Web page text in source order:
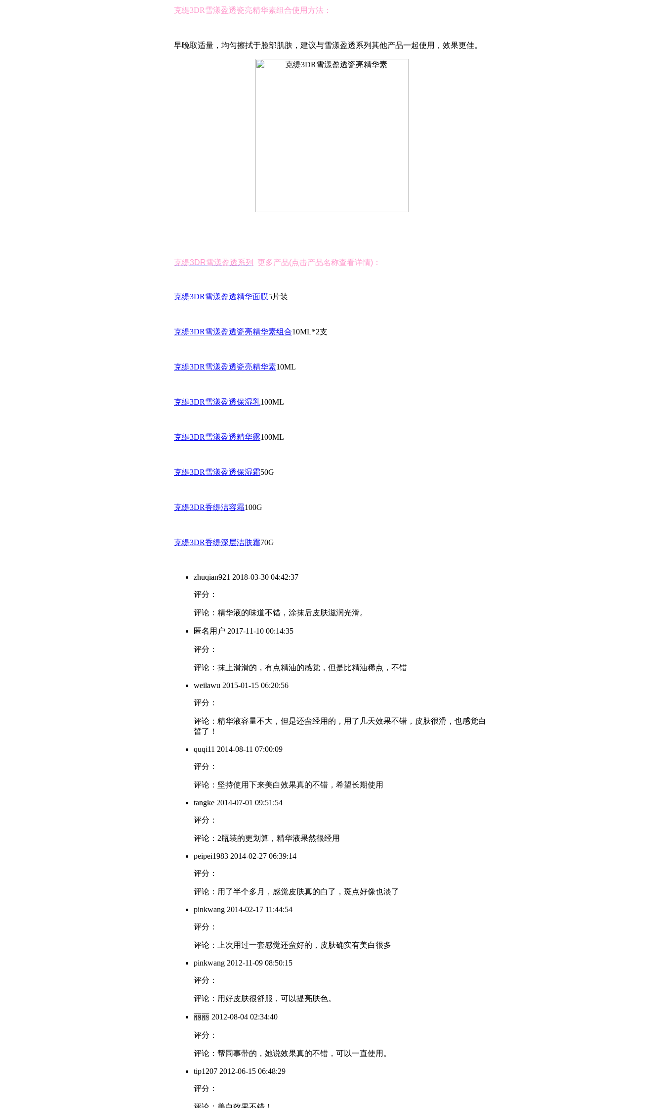
克缇3DR雪漾盈透瓷亮精华素组合使用方法：
早晚取适量，均匀擦拭于脸部肌肤，建议与雪漾盈透系列其他产品一起使用，效果更佳。
克缇3DR雪漾盈透系列 更多产品(点击产品名称查看详情)：
克缇3DR雪漾盈透精华面膜5片装
克缇3DR雪漾盈透瓷亮精华素组合10ML*2支
克缇3DR雪漾盈透瓷亮精华素10ML
克缇3DR雪漾盈透保湿乳100ML
克缇3DR雪漾盈透精华露100ML
克缇3DR雪漾盈透保湿霜50G
克缇3DR香缇洁容霜100G
克缇3DR香缇深层洁肤霜70G
zhuqian921 2018-03-30 04:42:37
评分：
评论：精华液的味道不错，涂抹后皮肤滋润光滑。
匿名用户 2017-11-10 00:14:35
评分：
评论：抹上滑滑的，有点精油的感觉，但是比精油稀点，不错
weilawu 2015-01-15 06:20:56
评分：
评论：精华液容量不大，但是还蛮经用的，用了几天效果不错，皮肤很滑，也感觉白
皙了！
quqi11 2014-08-11 07:00:09
评分：
评论：坚持使用下来美白效果真的不错，希望长期使用
tangke 2014-07-01 09:51:54
评分：
评论：2瓶装的更划算，精华液果然很经用
peipei1983 2014-02-27 06:39:14
评分：
评论：用了半个多月，感觉皮肤真的白了，斑点好像也淡了
pinkwang 2014-02-17 11:44:54
评分：
评论：上次用过一套感觉还蛮好的，皮肤确实有美白很多
pinkwang 2012-11-09 08:50:15
评分：
评论：用好皮肤很舒服，可以提亮肤色。
丽丽 2012-08-04 02:34:40
评分：
评论：帮同事带的，她说效果真的不错，可以一直使用。
tip1207 2012-06-15 06:48:29
评分：